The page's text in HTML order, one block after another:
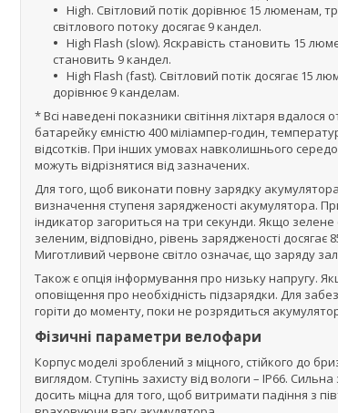
High. Світловий потік дорівнює 15 люменам,
світлового потоку досягає 9 кандел.
High Flash (slow). Яскравість становить 15
становить 9 кандел.
High Flash (fast). Світловий потік досягає 15
дорівнює 9 канделам.
* Всі наведені показники світіння ліхтаря
батарейку ємністю 400 міліампер-годин,
відсотків. При інших умовах навколишнього
можуть відрізнятися від зазначених.
Для того, щоб виконати повну зарядку
визначення ступеня зарядженості акумулятора.
індикатор загориться на три секунди. Якщо
зеленим, відповідно, рівень зарядженості
Миготливий червоне світло означає, що заряду
Також є опція інформування про низьку напругу.
оповіщення про необхідність підзарядки. Для
горіти до моменту, поки не розрядиться
Фізичні параметри велофари
Корпус моделі зроблений з міцного, стійкого до
виглядом. Ступінь захисту від вологи – IP66.
досить міцна для того, щоб витримати падіння з